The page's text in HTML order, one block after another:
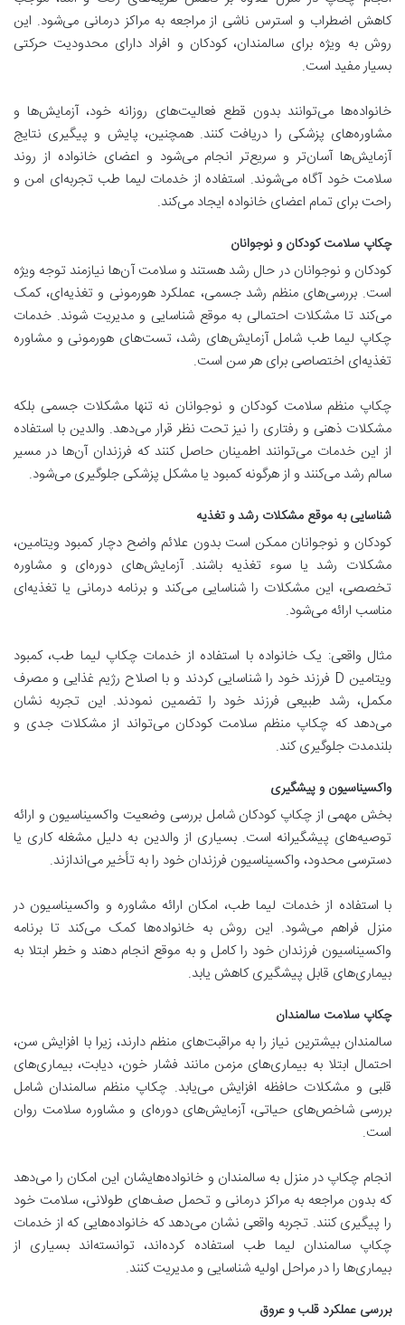
کاهش اضطراب و استرس ناشی از مراجعه به مراکز درمانی می‌شود. این
روش به ویژه برای سالمندان، کودکان و افراد دارای محدودیت حرکتی
بسیار مفید است.
خانواده‌ها می‌توانند بدون قطع فعالیت‌های روزانه خود، آزمایش‌ها و
مشاوره‌های پزشکی را دریافت کنند. همچنین، پایش و پیگیری نتایج
آزمایش‌ها آسان‌تر و سریع‌تر انجام می‌شود و اعضای خانواده از روند
سلامت خود آگاه می‌شوند. استفاده از خدمات لیما طب تجربه‌ای امن و
راحت برای تمام اعضای خانواده ایجاد می‌کند.
چکاپ سلامت کودکان و نوجوانان
کودکان و نوجوانان در حال رشد هستند و سلامت آن‌ها نیازمند توجه ویژه
است. بررسی‌های منظم رشد جسمی، عملکرد هورمونی و تغذیه‌ای، کمک
می‌کند تا مشکلات احتمالی به موقع شناسایی و مدیریت شوند. خدمات
چکاپ لیما طب شامل آزمایش‌های رشد، تست‌های هورمونی و مشاوره
تغذیه‌ای اختصاصی برای هر سن است.
چکاپ منظم سلامت کودکان و نوجوانان نه تنها مشکلات جسمی بلکه
مشکلات ذهنی و رفتاری را نیز تحت نظر قرار می‌دهد. والدین با استفاده
از این خدمات می‌توانند اطمینان حاصل کنند که فرزندان آن‌ها در مسیر
سالم رشد می‌کنند و از هرگونه کمبود یا مشکل پزشکی جلوگیری می‌شود.
شناسایی به موقع مشکلات رشد و تغذیه
کودکان و نوجوانان ممکن است بدون علائم واضح دچار کمبود ویتامین،
مشکلات رشد یا سوء تغذیه باشند. آزمایش‌های دوره‌ای و مشاوره
تخصصی، این مشکلات را شناسایی می‌کند و برنامه درمانی یا تغذیه‌ای
مناسب ارائه می‌شود.
مثال واقعی: یک خانواده با استفاده از خدمات چکاپ لیما طب، کمبود
ویتامین D فرزند خود را شناسایی کردند و با اصلاح رژیم غذایی و مصرف
مکمل، رشد طبیعی فرزند خود را تضمین نمودند. این تجربه نشان
می‌دهد که چکاپ منظم سلامت کودکان می‌تواند از مشکلات جدی و
بلندمدت جلوگیری کند.
واکسیناسیون و پیشگیری
بخش مهمی از چکاپ کودکان شامل بررسی وضعیت واکسیناسیون و ارائه
توصیه‌های پیشگیرانه است. بسیاری از والدین به دلیل مشغله کاری یا
دسترسی محدود، واکسیناسیون فرزندان خود را به تأخیر می‌اندازند.
با استفاده از خدمات لیما طب، امکان ارائه مشاوره و واکسیناسیون در
منزل فراهم می‌شود. این روش به خانواده‌ها کمک می‌کند تا برنامه
واکسیناسیون فرزندان خود را کامل و به موقع انجام دهند و خطر ابتلا به
بیماری‌های قابل پیشگیری کاهش یابد.
چکاپ سلامت سالمندان
سالمندان بیشترین نیاز را به مراقبت‌های منظم دارند، زیرا با افزایش سن،
احتمال ابتلا به بیماری‌های مزمن مانند فشار خون، دیابت، بیماری‌های
قلبی و مشکلات حافظه افزایش می‌یابد. چکاپ منظم سالمندان شامل
بررسی شاخص‌های حیاتی، آزمایش‌های دوره‌ای و مشاوره سلامت روان
است.
انجام چکاپ در منزل به سالمندان و خانواده‌هایشان این امکان را می‌دهد
که بدون مراجعه به مراکز درمانی و تحمل صف‌های طولانی، سلامت خود
را پیگیری کنند. تجربه واقعی نشان می‌دهد که خانواده‌هایی که از خدمات
چکاپ سالمندان لیما طب استفاده کرده‌اند، توانسته‌اند بسیاری از
بیماری‌ها را در مراحل اولیه شناسایی و مدیریت کنند.
بررسی عملکرد قلب و عروق